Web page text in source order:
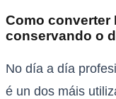
Como converter
conservando o
No día a día
é un dos máis